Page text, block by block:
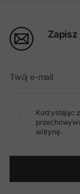
Twój e-mail
Korzystając
witrynę.